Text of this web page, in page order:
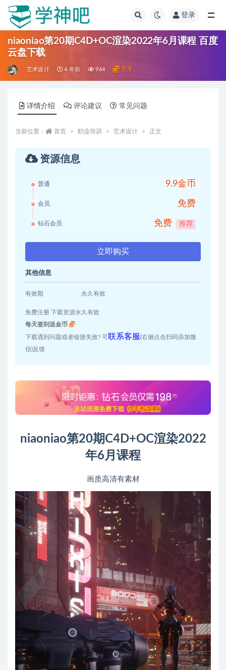
登录
niaoniao第20期C4D+OC渲染2022年6月课程 百度
云盘下载
艺术设计 4 年前 964 9.9
详情介绍 评论建议 常见问题
当前位置： 首页 职业培训 艺术设计 正文
资源信息
普通 9.9金币
会员 免费
钻石会员 免费 推荐
立即购买
其他信息
有效期 永久有效
免费注册 下载资源永久有效
每天签到送金币
下载遇到问题或者链接失效? 可 联系客服(右侧点击扫码添加微
信)反馈
niaoniao第20期C4D+OC渲染2022
年6月课程
画质高清有素材